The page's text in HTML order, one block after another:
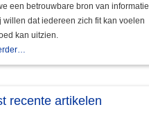
een betrouwbare bron van informatie
willen dat iedereen zich fit kan voelen
kan uitzien.
recente artikelen